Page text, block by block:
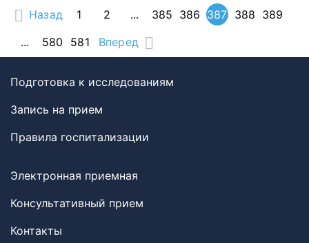
Назад 1 2 ... 385 386 387 388 389
...
580 581 Вперед
Подготовка к исследованиям
Запись на прием
Правила госпитализации
Электронная приемная
Консультативный прием
Контакты